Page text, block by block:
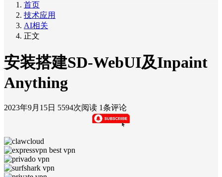
首页
技术应用
AI相关
正文
安装搭建SD-WebUI及Inpaint
Anything
2023年9月15日 5594次阅读 1条评论